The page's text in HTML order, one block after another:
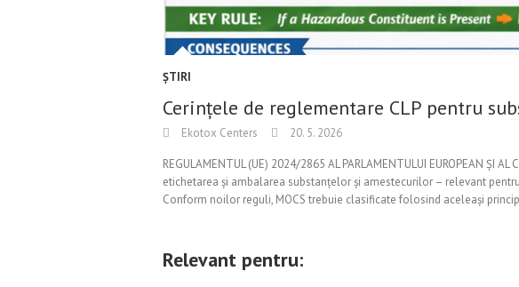
ŞTIRI
Cerințele de reglementare CLP pentru
Ekotox Centers 20. 5. 2026
REGULAMENTUL (UE) 2024/2865 AL PARLAMENTULUI EUROPEAN
etichetarea și ambalarea substanțelor și amestecurilor – relevant
Conform noilor reguli, MOCS trebuie clasificate folosind aceleași
Relevant pentru: